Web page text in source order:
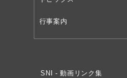
行事案内
SNI - 動画リンク集